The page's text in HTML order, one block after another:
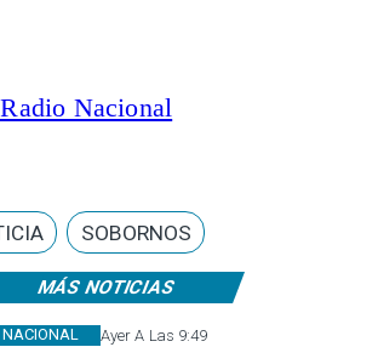
MÁS NOTICIAS
Ayer A Las 9:49
NACIONAL
Nacional
SOBORNOS